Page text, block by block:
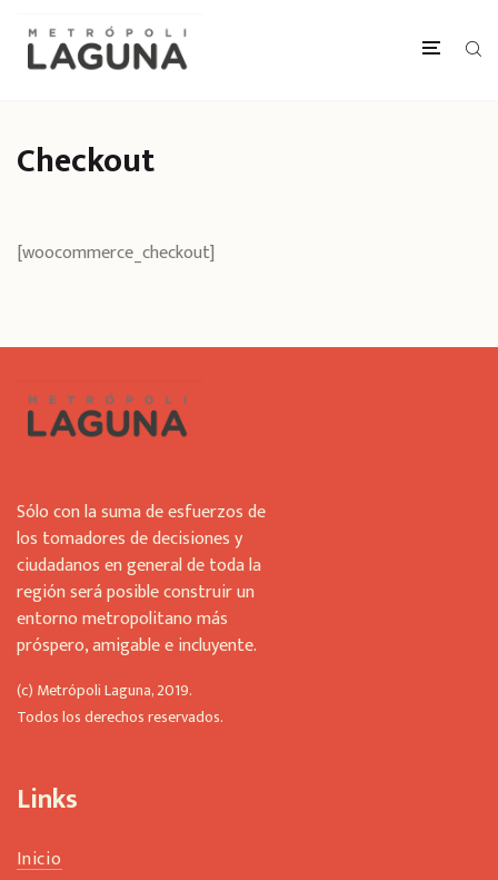
Checkout
[woocommerce_checkout]
Sólo con la suma de esfuerzos de
los tomadores de decisiones y
ciudadanos en general de toda la
región será posible construir un
entorno metropolitano más
próspero, amigable e incluyente.
(c) Metrópoli Laguna, 2019.
Todos los derechos reservados.
Links
Inicio